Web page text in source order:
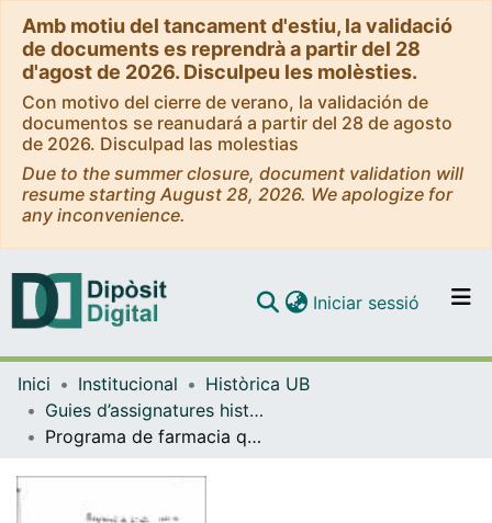
Amb motiu del tancament d'estiu, la validació
de documents es reprendrà a partir del 28
d'agost de 2026. Disculpeu les molèsties.
Con motivo del cierre de verano, la validación de
documentos se reanudará a partir del 28 de agosto
de 2026. Disculpad las molestias
Due to the summer closure, document validation will
resume starting August 28, 2026. We apologize for
any inconvenience.
Navega per tot el DD
Iniciar sessió (current)
Inici Institucional
Històrica UB
Guies d’assignatures històriques - Universitat de Barcelona
Programa de farmacia químico orgánica [Manuscrit]